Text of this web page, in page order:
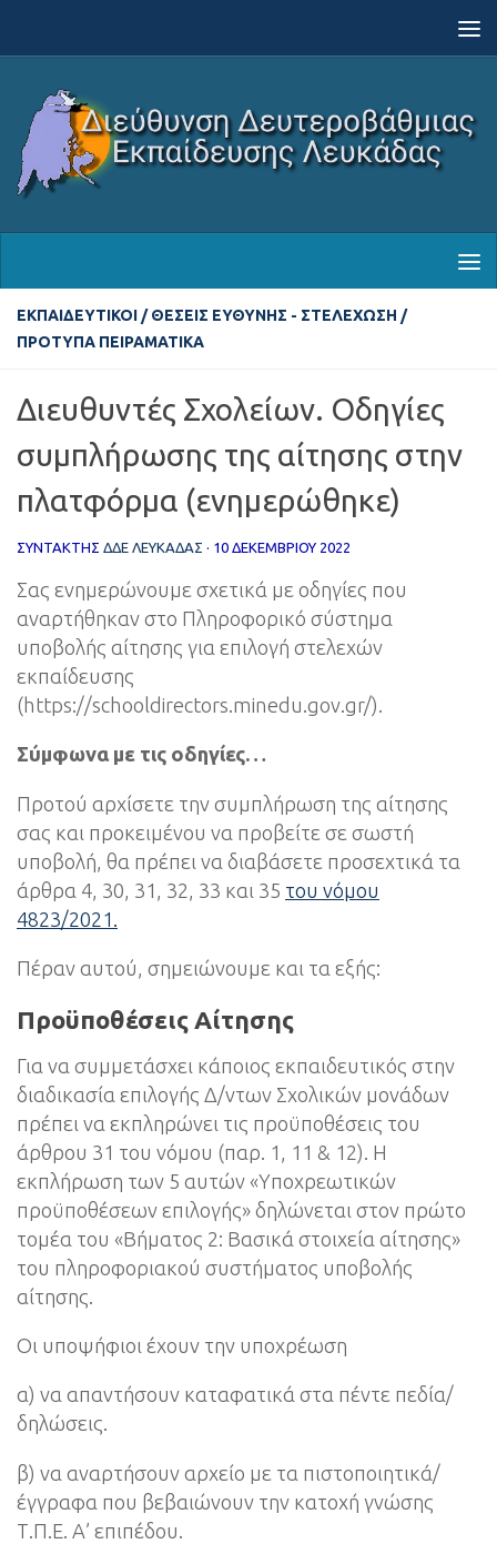
ΕΚΠΑΙΔΕΥΤΙΚΟΊ / ΘΈΣΕΙΣ ΕΥΘΎΝΗΣ - ΣΤΕΛΈΧΩΣΗ /
ΠΡΌΤΥΠΑ ΠΕΙΡΑΜΑΤΙΚΆ
Διευθυντές Σχολείων. Οδηγίες
συμπλήρωσης της αίτησης στην
πλατφόρμα (ενημερώθηκε)
ΣΥΝΤΆΚΤΗΣ ΔΔΕ ΛΕΥΚΑΔΑΣ · 10 ΔΕΚΕΜΒΡΊΟΥ 2022
Σας ενημερώνουμε σχετικά με οδηγίες που
αναρτήθηκαν στο Πληροφορικό σύστημα
υποβολής αίτησης για επιλογή στελεχών
εκπαίδευσης
(https://schooldirectors.minedu.gov.gr/).
Σύμφωνα με τις οδηγίες…
Προτού αρχίσετε την συμπλήρωση της αίτησης
σας και προκειμένου να προβείτε σε σωστή
υποβολή, θα πρέπει να διαβάσετε προσεχτικά τα
άρθρα 4, 30, 31, 32, 33 και 35 του νόμου
4823/2021.
Πέραν αυτού, σημειώνουμε και τα εξής:
Προϋποθέσεις Αίτησης
Για να συμμετάσχει κάποιος εκπαιδευτικός στην
διαδικασία επιλογής Δ/ντων Σχολικών μονάδων
πρέπει να εκπληρώνει τις προϋποθέσεις του
άρθρου 31 του νόμου (παρ. 1, 11 & 12). Η
εκπλήρωση των 5 αυτών «Υποχρεωτικών
προϋποθέσεων επιλογής» δηλώνεται στον πρώτο
τομέα του «Βήματος 2: Βασικά στοιχεία αίτησης»
του πληροφοριακού συστήματος υποβολής
αίτησης.
Οι υποψήφιοι έχουν την υποχρέωση
α) να απαντήσουν καταφατικά στα πέντε πεδία/
δηλώσεις.
β) να αναρτήσουν αρχείο με τα πιστοποιητικά/
έγγραφα που βεβαιώνουν την κατοχή γνώσης
Τ.Π.Ε. Α’ επιπέδου.